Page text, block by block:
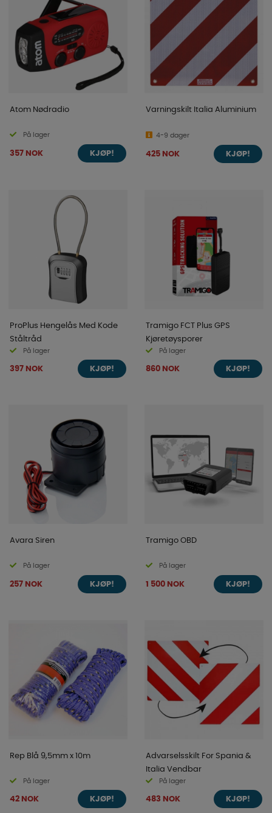
Atom Nødradio
På lager
357 NOK KJØP!
Varningskilt Italia Aluminium
4-9 dager
425 NOK KJØP!
ProPlus Hengelås Med Kode
Ståltråd
På lager
397 NOK KJØP!
Tramigo FCT Plus GPS
Kjøretøysporer
På lager
860 NOK KJØP!
Avara Siren
På lager
257 NOK KJØP!
Tramigo OBD
På lager
1 500 NOK KJØP!
Rep Blå 9,5mm x 10m
På lager
42 NOK KJØP!
Advarselsskilt For Spania &
Italia Vendbar
På lager
483 NOK KJØP!